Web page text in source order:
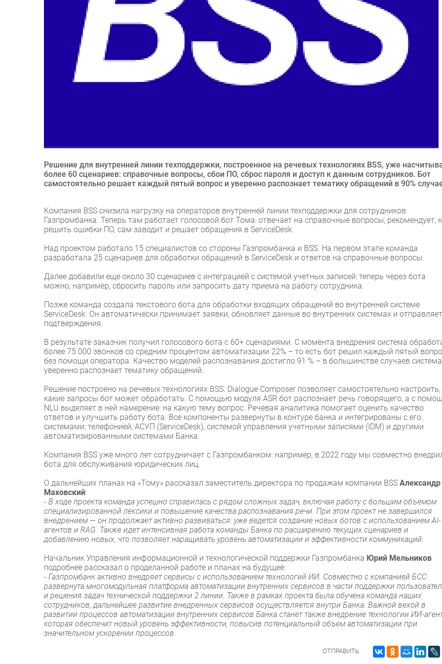
Решение для внутренней линии техподдержки, построенное на речевых технологиях BSS, уже
более 60 сценариев: справочные вопросы, сбои ПО, сброс пароля и доступ к данным сотрудников. Бот
самостоятельно решает каждый пятый вопрос и уверенно распознает тематику обращений в 90%
Компания BSS снизила нагрузку на операторов внутренней линии техподдержки для сотрудников
Газпромбанка. Теперь там работает голосовой бот Тома: отвечает на справочные вопросы, рекомендует,
решить ошибки ПО, сам заводит и решает обращения в ServiceDesk.
Над проектом работало 15 специалистов со стороны Газпромбанка и BSS. На первом этапе команда
разработала 25 сценариев для обработки обращений в ServiceDesk и ответов на справочные вопросы.
Далее добавили еще около 30 сценариев с интеграцией с системой учетных записей: теперь через бота
можно, например, сбросить пароль или запросить дату приема на работу сотрудника.
Позже команда создала текстового бота для обработки входящих обращений во внутренней системе
ServiceDesk. Он автоматически принимает заявки, обновляет данные во внутренних системах и отправляет
подтверждения.
В результате заказчик получил голосового бота с 60+ сценариями. С момента внедрения система
более 75 000 звонков со средним процентом автоматизации 22% – то есть бот решил каждый пятый
без помощи оператора. Качество моделей распознавания достигло 91 % – в большинстве случаев система
уверенно распознает тематику обращений.
Решение построено на речевых технологиях BSS. Dialogue Composer позволяет самостоятельно настроить,
какие запросы бот может обработать. С помощью модуля ASR бот распознает речь говорящего, а с
NLU выделяет в ней намерение: на какую тему вопрос. Речевая аналитика помогает оценить качество
ответов и улучшить работу бота. Все компоненты развернуты в контуре банка и интегрированы с его
системами: телефонией, АСУП (ServiceDesk), системой управления учетными записями (IDM) и другими
автоматизированными системами Банка.
Компания BSS уже много лет сотрудничает с Газпромбанком: например, в 2022 году мы совместно
бота для обслуживания юридических лиц.
О дальнейших планах на «Тому» рассказал заместитель директора по продажам компании BSS Александр
Маховский:
- В ходе проекта команда успешно справилась с рядом сложных задач, включая работу с большим объемом
специализированной лексики и повышение качества распознавания речи. При этом проект не завершился
внедрением — он продолжает активно развиваться: уже ведется создание новых ботов с использованием AI-
агентов и RAG. Также идет интенсивная работа команды Банка по расширению текущих сценариев и
добавлению новых, что позволяет наращивать уровень автоматизации и эффективности коммуникаций.
Начальник Управления информационной и технологической поддержки Газпромбанка Юрий Мельников
подробнее рассказал о проделанной работе и планах на будущее:
- Газпромбанк активно внедряет сервисы с использованием технологий ИИ. Совместно с компанией БСС
развернута многомодульная платформа автоматизации внутренних сервисов в части поддержки
и решения задач технической поддержки 2 линии. Также в рамках проекта была обучена команда наших
сотрудников, дальнейшее развитие внедренных сервисов осуществляется внутри Банка. Важной вехой в
развитии процессов автоматизации внутренних сервисов Банка станет также внедрение технологии ИИ-
которая обеспечит новый уровень эффективности, повысив потенциальный объем автоматизации при
значительном ускорении процессов.
ОТПРАВИТЬ: